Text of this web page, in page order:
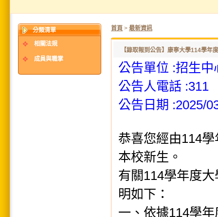
分類清單
相關法規
成員與職掌
首頁 > 最新資訊
【錄取報到公告】康寧大學114學年
公告單位 :招生中
公告人電話 :311
公告日期 :2025/
恭喜您經由114
本校新生。
有關114學年度
明如下：
一、依據114學